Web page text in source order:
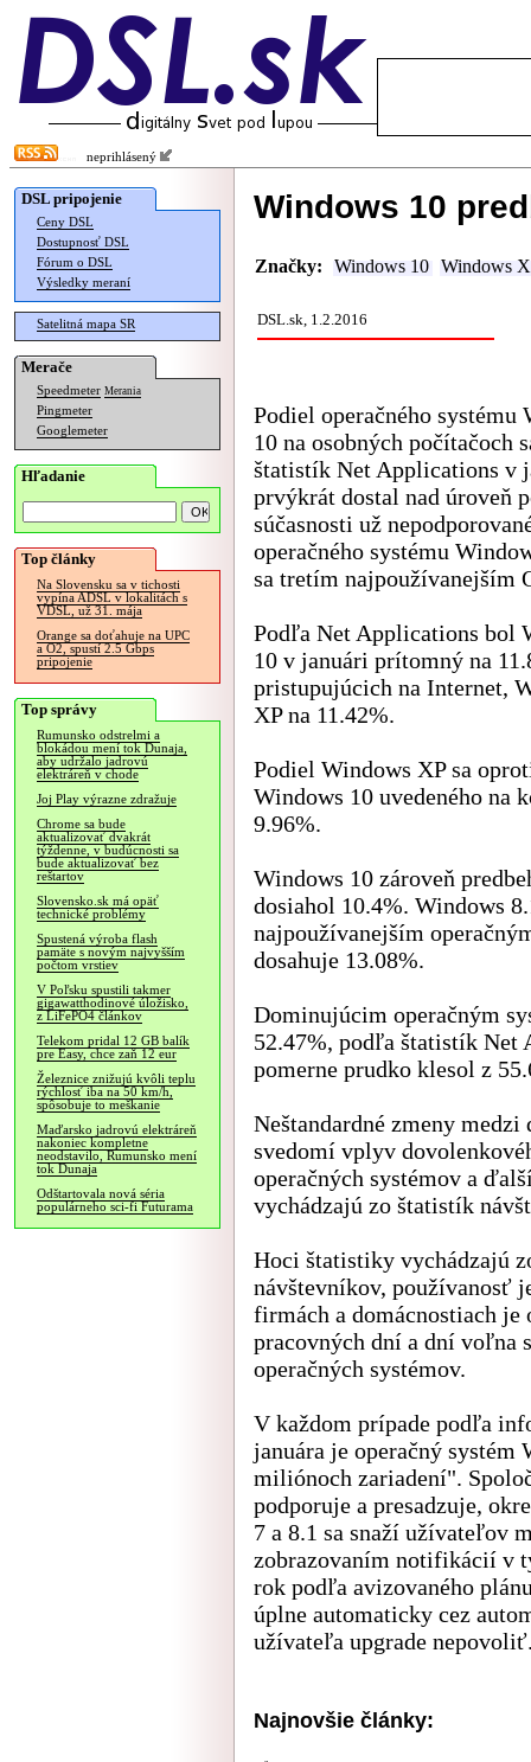
neprihlásený
DSL pripojenie
Ceny DSL
Dostupnosť DSL
Fórum o DSL
Výsledky meraní
Satelitná mapa SR
Merače
Speedmeter Merania
Pingmeter
Googlemeter
Hľadanie
Top články
Na Slovensku sa v tichosti
vypína ADSL v lokalitách s
VDSL, už 31. mája
Orange sa doťahuje na UPC
a O2, spustí 2.5 Gbps
pripojenie
Top správy
Rumunsko odstrelmi a
blokádou mení tok Dunaja,
aby udržalo jadrovú
elektráreň v chode
Joj Play výrazne zdražuje
Chrome sa bude
aktualizovať dvakrát
týždenne, v budúcnosti sa
bude aktualizovať bez
reštartov
Slovensko.sk má opäť
technické problémy
Spustená výroba flash
pamäte s novým najvyšším
počtom vrstiev
V Poľsku spustili takmer
gigawatthodinové úložisko,
z LiFePO4 článkov
Telekom pridal 12 GB balík
pre Easy, chce zaň 12 eur
Železnice znižujú kvôli teplu
rýchlosť iba na 50 km/h,
spôsobuje to meškanie
Maďarsko jadrovú elektráreň
nakoniec kompletne
neodstavilo, Rumunsko mení
tok Dunaja
Odštartovala nová séria
populárneho sci-fi Futurama
Windows 10
Značky: Windows 10 Windows
DSL.sk, 1.2.2016
Podiel operačného systému
10 na osobných počítačoch
štatistík Net Applications v
prvýkrát dostal nad úroveň
súčasnosti už
operačného systému
sa tretím najpoužívanejším
Podľa Net Applications bol
10 v januári prítomný na
pristupujúcich na Internet,
XP na 11.42%.
Podiel Windows XP sa
Windows 10 uvedeného na
9.96%.
Windows 10 zároveň
dosiahol 10.4%. Windows
najpoužívanejším
dosahuje 13.08%.
Dominujúcim operačným
52.47%, podľa štatistík Net
pomerne prudko klesol z
Neštandardné zmeny
svedomí vplyv
operačných systémov a
vychádzajú zo štatistík
Hoci štatistiky vychádzajú
návštevníkov, používanosť
firmách a domácnostiach je
pracovných dní a dní voľna
operačných systémov.
V každom prípade podľa
januára je operačný systém
miliónoch zariadení".
podporuje a presadzuje,
7 a 8.1 sa snaží užívateľov
zobrazovaním notifikácií v
rok podľa avizovaného
úplne automaticky cez
užívateľa upgrade
Najnovšie články: